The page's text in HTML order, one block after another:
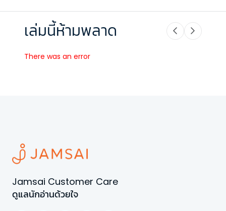
เล่มนี้ห้ามพลาด
There was an error
Jamsai Customer Care
ดูแลนักอ่านด้วยใจ